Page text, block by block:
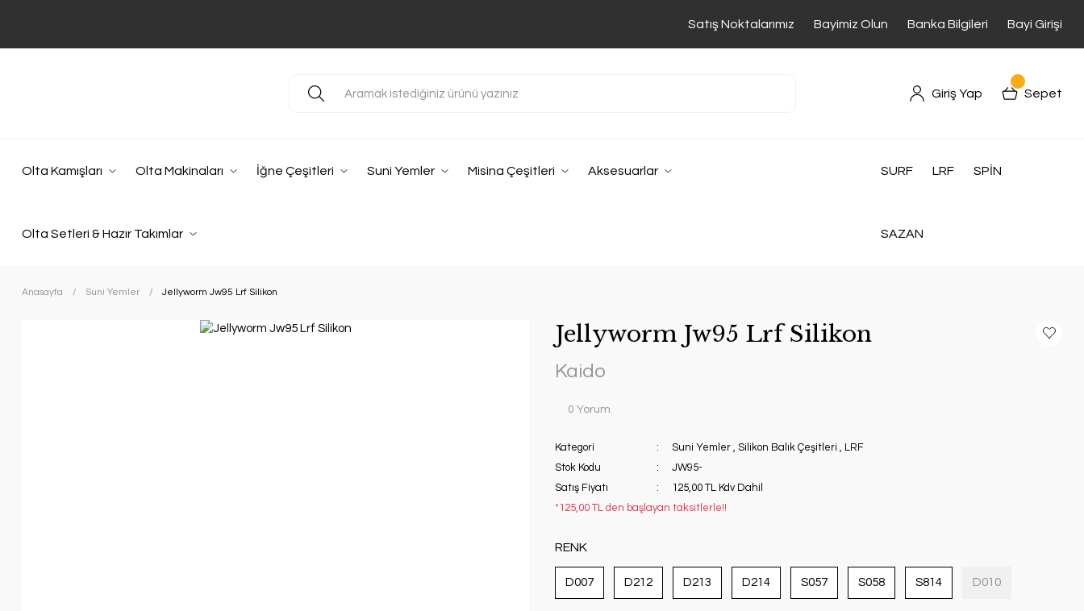
Satış Noktalarımız Bayimiz Olun Banka Bilgileri Bayi Girişi
Giriş Yap Sepet
Olta Kamışları Olta Makinaları İğne Çeşitleri Suni Yemler Misina Çeşitleri Aksesuarlar
Olta Setleri & Hazır Takımlar
SURF LRF SPİN
SAZAN
Anasayfa Suni Yemler Jellyworm Jw95 Lrf Silikon
Jellyworm Jw95 Lrf Silikon
Kaido
0 Yorum
Kategori Suni Yemler , Silikon Balık Çeşitleri , LRF
Stok Kodu
JW95-
Satış Fiyatı
125,00 TL Kdv Dahil
*125,00 TL den başlayan taksitlerle!!
RENK
D007 D212 D213 D214 S057 S058 S814 D010